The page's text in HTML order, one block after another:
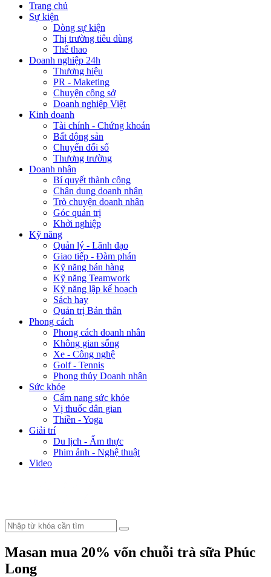
Trang chủ
Sự kiện
Dòng sự kiện
Thị trường tiêu dùng
Thể thao
Doanh nghiệp 24h
Thương hiệu
PR - Maketing
Chuyện công sở
Doanh nghiệp Việt
Kinh doanh
Tài chính - Chứng khoán
Bất động sản
Chuyển đổi số
Thương trường
Doanh nhân
Bí quyết thành công
Chân dung doanh nhân
Trò chuyện doanh nhân
Góc quản trị
Khởi nghiệp
Kỹ năng
Quản lý - Lãnh đạo
Giao tiếp - Đàm phán
Kỹ năng bán hàng
Kỹ năng Teamwork
Kỹ năng lập kế hoạch
Sách hay
Quản trị Bản thân
Phong cách
Phong cách doanh nhân
Không gian sống
Xe - Công nghệ
Golf - Tennis
Phong thủy Doanh nhân
Sức khỏe
Cẩm nang sức khỏe
Vị thuốc dân gian
Thiền - Yoga
Giải trí
Du lịch - Ẩm thực
Phim ảnh - Nghệ thuật
Video
Masan mua 20% vốn chuỗi trà sữa Phúc
Long